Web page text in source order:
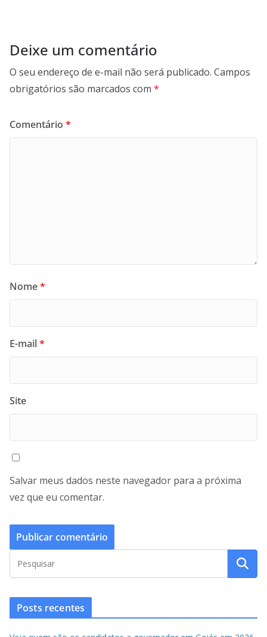
Deixe um comentário
O seu endereço de e-mail não será publicado. Campos
obrigatórios são marcados com *
Comentário *
Nome*
E-mail*
Site
Salvar meus dados neste navegador para a próxima
vez que eu comentar.
Posts recentes